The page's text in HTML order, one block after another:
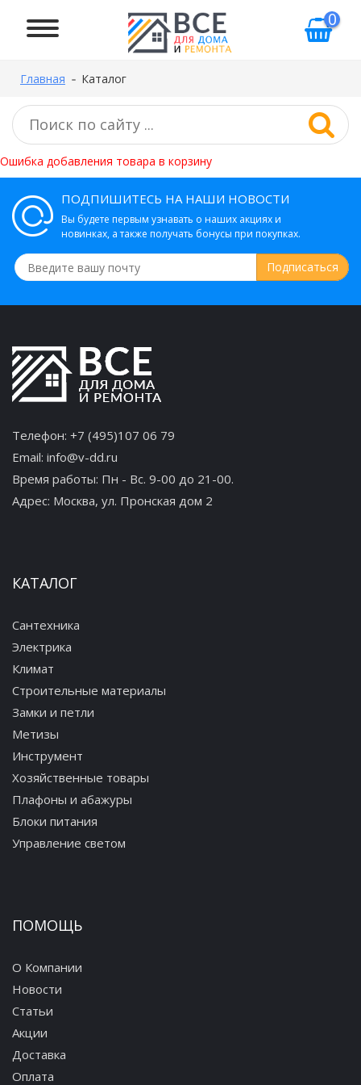
0
Главная Каталог
Ошибка добавления товара в корзину
ПОДПИШИТЕСЬ НА НАШИ НОВОСТИ
Вы будете первым узнавать о наших акциях и
новинках, а также получать бонусы при покупках.
Телефон: +7 (495)107 06 79
Email: info@v-dd.ru
Время работы: Пн - Вс. 9-00 до 21-00.
Адрес: Москва, ул. Пронская дом 2
КАТАЛОГ
Сантехника
Электрика
Климат
Строительные материалы
Замки и петли
Метизы
Инструмент
Хозяйственные товары
Плафоны и абажуры
Блоки питания
Управление светом
ПОМОЩЬ
О Компании
Новости
Статьи
Акции
Доставка
Оплата